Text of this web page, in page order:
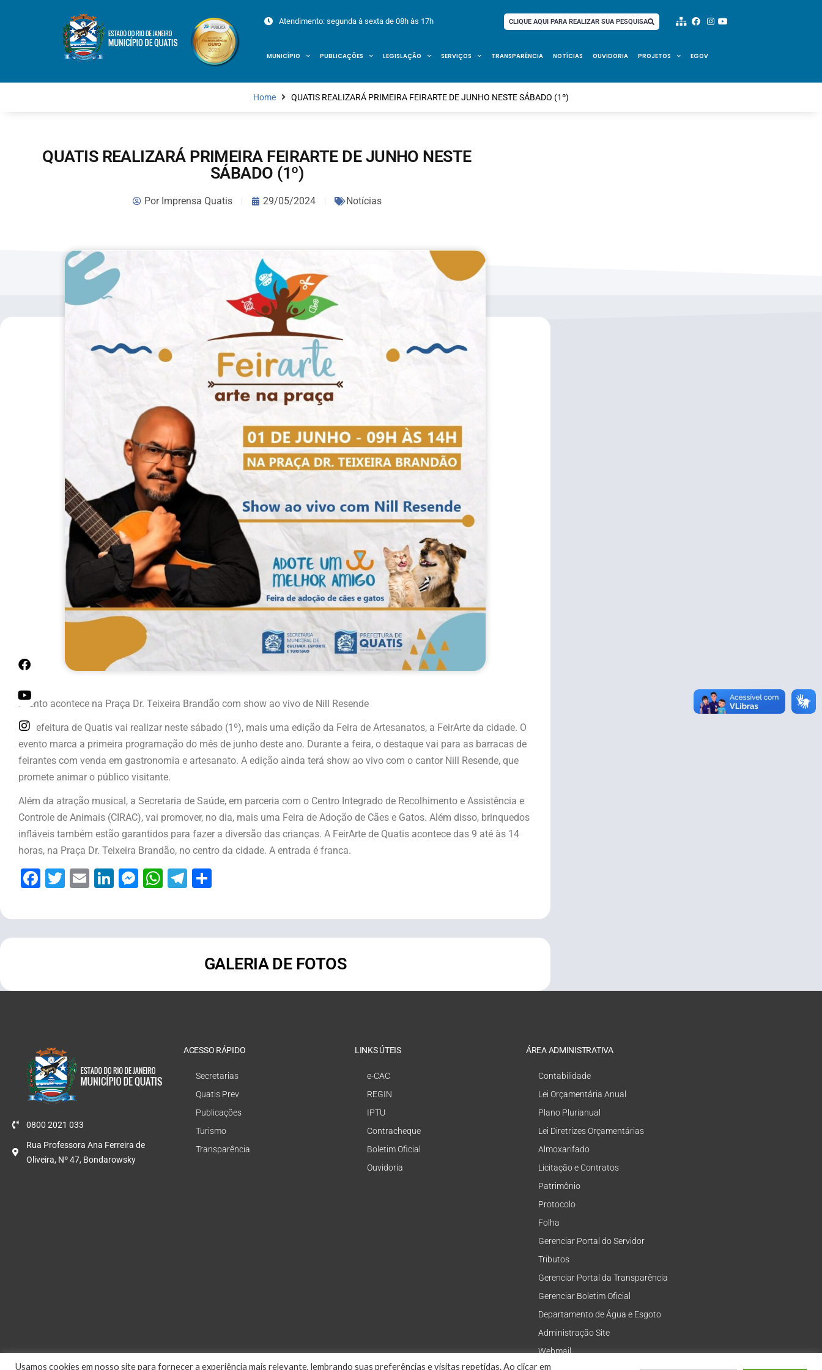
Atendimento: segunda à sexta de 08h às 17h CLIQUE AQUI PARA REALIZAR SUA PESQUISA
MUNICÍPIO PUBLICAÇÕES LEGISLAÇÃO SERVIÇOS TRANSPARÊNCIA NOTÍCIAS OUVIDORIA PROJETOS EGOV
Home QUATIS REALIZARÁ PRIMEIRA FEIRARTE DE JUNHO NESTE SÁBADO (1º)
QUATIS REALIZARÁ PRIMEIRA FEIRARTE DE JUNHO NESTE
SÁBADO (1º)
PorImprensa Quatis 29/05/2024 Notícias
Evento acontece na Praça Dr. Teixeira Brandão com show ao vivo de Nill Resende
A Prefeitura de Quatis vai realizar neste sábado (1º), mais uma edição da Feira de Artesanatos, a FeirArte da cidade. O
evento marca a primeira programação do mês de junho deste ano. Durante a feira, o destaque vai para as barracas de
feirantes com venda em gastronomia e artesanato. A edição ainda terá show ao vivo com o cantor Nill Resende, que
promete animar o público visitante.
Além da atração musical, a Secretaria de Saúde, em parceria com o Centro Integrado de Recolhimento e Assistência e
Controle de Animais (CIRAC), vai promover, no dia, mais uma Feira de Adoção de Cães e Gatos. Além disso, brinquedos
infláveis também estão garantidos para fazer a diversão das crianças. A FeirArte de Quatis acontece das 9 até às 14
horas, na Praça Dr. Teixeira Brandão, no centro da cidade. A entrada é franca.
Facebook
Twitter
EmailLinkedIn
Messenger
WhatsApp
Telegram
GALERIA DE FOTOS
0800 2021 033
Rua Professora Ana Ferreira de
Oliveira, Nº 47, Bondarowsky
ACESSO RÁPIDO
Secretarias
Quatis Prev
Publicações
Turismo
Transparência
LINKS ÚTEIS
e-CAC
REGIN
IPTU
Contracheque
Boletim Oficial
Ouvidoria
ÁREA ADMINISTRATIVA
Contabilidade
Lei Orçamentária Anual
Plano Plurianual
Lei Diretrizes Orçamentárias
Almoxarifado
Licitação e Contratos
Patrimônio
Protocolo
Folha
Gerenciar Portal do Servidor
Tributos
Gerenciar Portal da Transparência
Gerenciar Boletim Oficial
Departamento de Água e Esgoto
Administração Site
Webmail
Usamos cookies em nosso site para fornecer a experiência mais relevante, lembrando suas preferências e visitas repetidas. Ao clicar em